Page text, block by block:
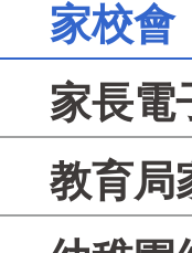
家校會
家長電
教育局